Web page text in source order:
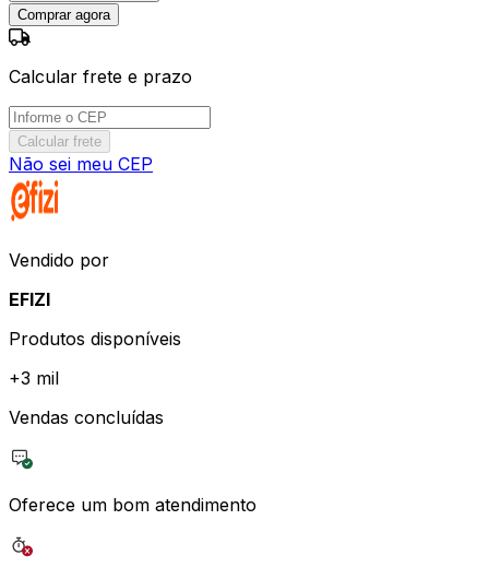
Comprar agora
Calcular frete e prazo
Calcular frete
Não sei meu CEP
Vendido por
EFIZI
Produtos disponíveis
+3 mil
Vendas concluídas
Oferece um bom atendimento